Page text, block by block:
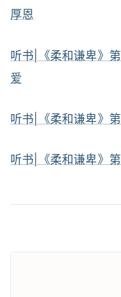
厚恩
听书|《柔和谦卑》
爱
听书|《柔和谦卑》
听书|《柔和谦卑》